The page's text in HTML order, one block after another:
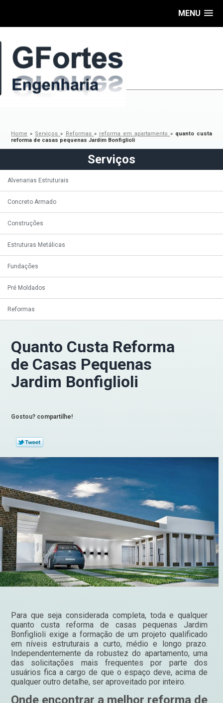
MENU
Home » Serviços» Reformas » reforma em apartamento » quanto custa
reforma de casas pequenas Jardim Bonfiglioli
Serviços
Alvenarias Estruturais
Concreto Armado
Construções
Estruturas Metálicas
Fundações
Pré Moldados
Reformas
Quanto Custa Reforma
de Casas Pequenas
Jardim Bonfiglioli
Gostou? compartilhe!
Para que seja considerada completa, toda e qualquer
quanto custa reforma de casas pequenas Jardim
Bonfiglioli exige a formação de um projeto qualificado
em níveis estruturais a curto, médio e longo prazo.
Independentemente da robustez do apartamento, uma
das solicitações mais frequentes por parte dos
usuários fica a cargo de que o espaço deve, acima de
qualquer outro detalhe, ser aproveitado por inteiro.
Onde encontrar a melhor reforma de